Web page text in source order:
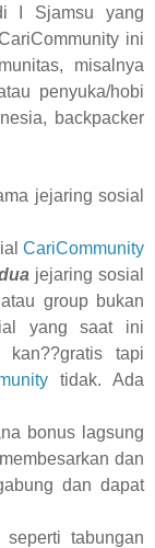
I Sjamsu yang
ini
misalnya
penyuka/hobi
backpacker
jejaring sosial
CariCommunity
jejaring sosial
group bukan
yang saat ini
tapi
tidak. Ada
bonus lagsung
dan
dan dapat
seperti tabungan